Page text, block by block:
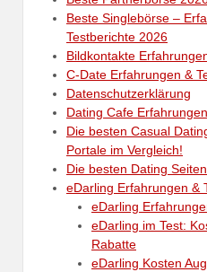
Beste Singlebörse –
Testberichte 2026
Bildkontakte
C-Date Erfahrungen &
Datenschutzerklärung
Dating Cafe
Die besten Casual
Portale im Vergleich!
Die besten Dating
eDarling Erfahrungen &
eDarling
eDarling im Test:
Rabatte
eDarling Kosten